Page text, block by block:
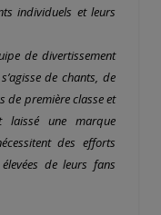
individuels et leurs
de divertissement
de chants, de
de première classe et
laissé une marque
des efforts
de leurs fans